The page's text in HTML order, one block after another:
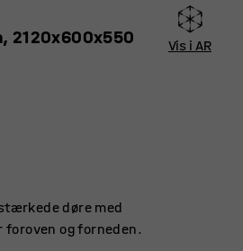
2120x600x550
Vis i AR
døre med
og forneden.